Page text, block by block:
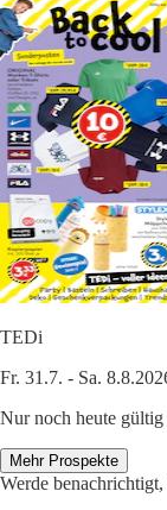
TEDi
Fr. 31.7. - Sa.
Nur noch heute gültig
Mehr Prospekte
Werde